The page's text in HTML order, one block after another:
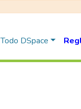
Todo DSpace